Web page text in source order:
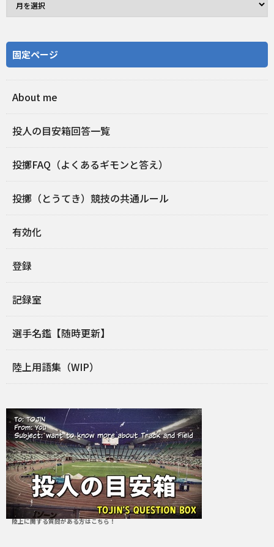
固定ページ
About me
投人の目安箱回答一覧
投擲FAQ（よくあるギモンと答え）
投擲（とうてき）競技の共通ルール
有効化
登録
記録室
選手名鑑【随時更新】
陸上用語集（WIP）
陸上に関する質問がある方はこちら！